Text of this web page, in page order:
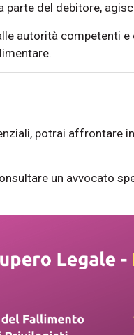
del debitore,
autorità competenti
potrai affrontare
un avvocato